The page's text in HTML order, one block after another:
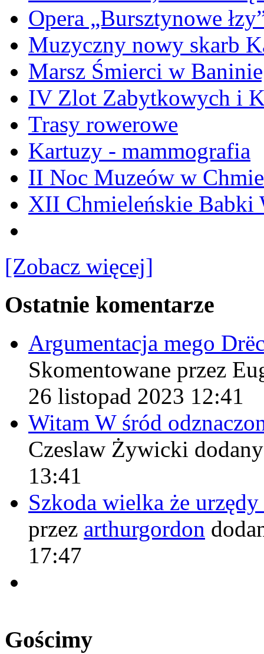
Opera „Bursztynowe
Muzyczny nowy skarb
Marsz Śmierci w
IV Zlot Zabytkowych i
Trasy rowerowe
Kartuzy - mammografia
II Noc Muzeów w
XII Chmieleńskie Babki
[Zobacz więcej]
Ostatnie komentarze
Argumentacja mego
Skomentowane przez
26 listopad 2023 12:41
Witam W śród
Czeslaw Żywicki
13:41
Szkoda wielka że
przez arthurgordon
17:47
Gościmy